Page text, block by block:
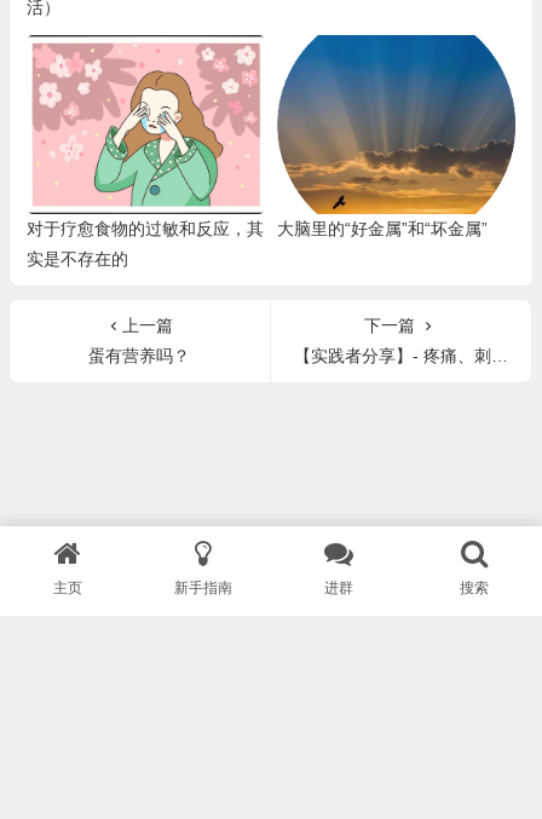
活）
对于疗愈食物的过敏和反应，其
实是不存在的
大脑里的“好金属”和“坏金属”
上一篇
蛋有营养吗？
下一篇
【实践者分享】- 疼痛、刺痛、麻感、灼烧和炎症（神经、腰颈椎、肩背、关节、膝盖、腿脚足筋膜腱鞘）
主页 新手指南 进群 搜索